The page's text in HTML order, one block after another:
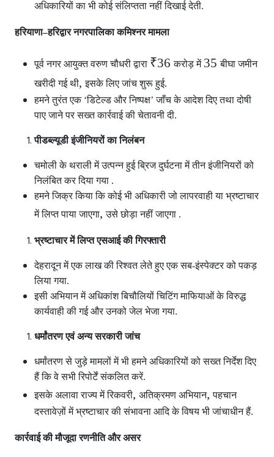
अधिकारियों का भी कोई संलिप्तता नहीं दिखाई देती.
हरियाणा–हरिद्वार नगरपालिका कमिश्नर मामला
पूर्व नगर आयुक्त वरुण चौधरी द्वारा ₹36करोड़ में 35बीघा जमीन
खरीदी गई थी,इसके लिए जांच शुरू हुई.
हमने तुरंत एक ‘डिटेल्ड और निष्पक्ष’ जाँच के आदेश दिए तथा दोषी
पाए जाने पर सख्त कार्रवाई की चेतावनी दी.
पीडब्ल्यूडी इंजीनियरों का निलंबन
चमोली के थराली में उत्पन्न हुई ब्रिज दुर्घटना में तीन इंजीनियरों को
निलंबित कर दिया गया .
हमने जिक्र किया कि कोई भी अधिकारी जो लापरवाही या भ्रष्टाचार
में लिप्त पाया जाएगा,उसे छोड़ा नहीं जाएगा .
भ्रष्टाचार में लिप्त एसआई की गिरफ्तारी
देहरादून में एक लाख की रिश्वत लेते हुए एक सब-इंस्पेक्टर को पकड़
लिया गया.
इसी अभियान में अधिकांश बिचौलियों चिटिंग माफियाओं के विरुद्ध
कार्यवाही की गई और उनको जेल भेजा गया.
धर्मांतरण एवं अन्य सरकारी जांच
धर्मांतरण से जुड़े मामलों में भी हमने अधिकारियों को सख्त निर्देश दिए
हैं कि वे सभी रिपोर्टें संकलित करें.
इसके अलावा राज्य में रिकवरी, अतिक्रमण अभियान,पहचान
दस्तावेज़ों में भ्रष्टाचार की संभावना आदि के विषय भी जांचाधीन हैं.
कार्रवाई की मौजूदा रणनीति और असर